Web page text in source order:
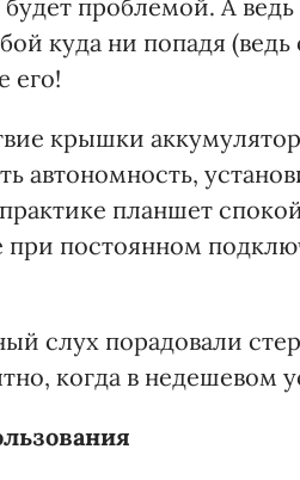
проблемой. А
куда ни попадя
его!
крышки
автономность,
планшет
при постоянном
слух порадовали
когда в недешевом